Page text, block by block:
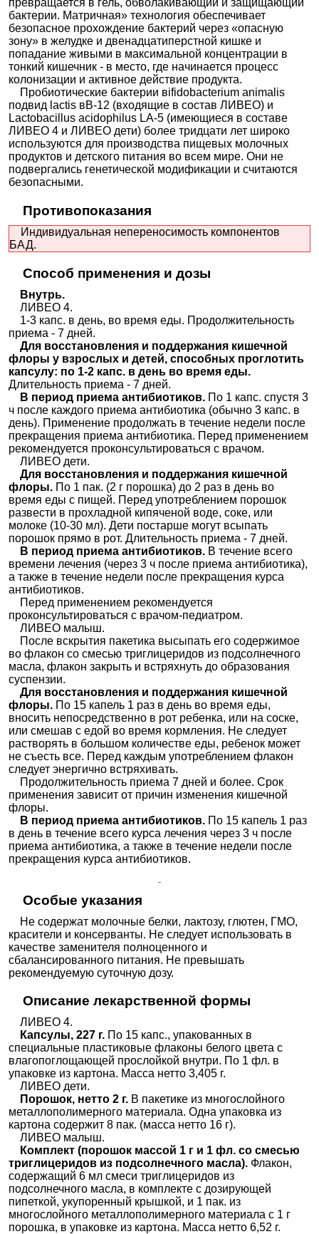
превращается в гель, обволакивающий и защищающий
бактерии. Матричная» технология обеспечивает
безопасное прохождение бактерий через «опасную
зону» в желудке и двенадцатиперстной кишке и
попадание живыми в максимальной концентрации в
тонкий кишечник - в место, где начинается процесс
колонизации и активное действие продукта.
Пробиотические бактерии вifidobacterium animalis
подвид lactis вB-12 (входящие в состав ЛИВЕО) и
Lactobacillus acidophilus LA-5 (имеющиеся в составе
ЛИВЕО 4 и ЛИВЕО дети) более тридцати лет широко
используются для производства пищевых молочных
продуктов и детского питания во всем мире. Они не
подвергались генетической модификации и считаются
безопасными.
Противопоказания
Индивидуальная непереносимость компонентов
БАД.
Способ применения и дозы
Внутрь.
ЛИВЕО 4.
1-3 капс. в день, во время еды. Продолжительность
приема - 7 дней.
Для восстановления и поддержания кишечной
флоры у взрослых и детей, способных проглотить
капсулу: по 1-2 капс. в день во время еды.
Длительность приема - 7 дней.
В период приема антибиотиков. По 1 капс. спустя 3
ч после каждого приема антибиотика (обычно 3 капс. в
день). Применение продолжать в течение недели после
прекращения приема антибиотика. Перед применением
рекомендуется проконсультироваться с врачом.
ЛИВЕО дети.
Для восстановления и поддержания кишечной
флоры. По 1 пак. (2 г порошка) до 2 раз в день во
время еды с пищей. Перед употреблением порошок
развести в прохладной кипяченой воде, соке, или
молоке (10-30 мл). Дети постарше могут всыпать
порошок прямо в рот. Длительность приема - 7 дней.
В период приема антибиотиков. В течение всего
времени лечения (через 3 ч после приема антибиотика),
а также в течение недели после прекращения курса
антибиотиков.
Перед применением рекомендуется
проконсультироваться с врачом-педиатром.
ЛИВЕО малыш.
После вскрытия пакетика высыпать его содержимое
во флакон со смесью триглицеридов из подсолнечного
масла, флакон закрыть и встряхнуть до образования
суспензии.
Для восстановления и поддержания кишечной
флоры. По 15 капель 1 раз в день во время еды,
вносить непосредственно в рот ребенка, или на соске,
или смешав с едой во время кормления. Не следует
растворять в большом количестве еды, ребенок может
не съесть все. Перед каждым употреблением флакон
следует энергично встряхивать.
Продолжительность приема 7 дней и более. Срок
применения зависит от причин изменения кишечной
флоры.
В период приема антибиотиков. По 15 капель 1 раз
в день в течение всего курса лечения через 3 ч после
приема антибиотика, а также в течение недели после
прекращения курса антибиотиков.
Особые указания
Не содержат молочные белки, лактозу, глютен, ГМО,
красители и консерванты. Не следует использовать в
качестве заменителя полноценного и
сбалансированного питания. Не превышать
рекомендуемую суточную дозу.
Описание лекарственной формы
ЛИВЕО 4.
Капсулы, 227 г. По 15 капс., упакованных в
специальные пластиковые флаконы белого цвета с
влагопоглощающей прослойкой внутри. По 1 фл. в
упаковке из картона. Масса нетто 3,405 г.
ЛИВЕО дети.
Порошок, нетто 2 г. В пакетике из многослойного
металлополимерного материала. Одна упаковка из
картона содержит 8 пак. (масса нетто 16 г).
ЛИВЕО малыш.
Комплект (порошок массой 1 г и 1 фл. со смесью
триглицеридов из подсолнечного масла). Флакон,
содержащий 6 мл смеси триглицеридов из
подсолнечного масла, в комплекте с дозирующей
пипеткой, укупоренный крышкой, и 1 пак. из
многослойного металлополимерного материала с 1 г
порошка, в упаковке из картона. Масса нетто 6,52 г.